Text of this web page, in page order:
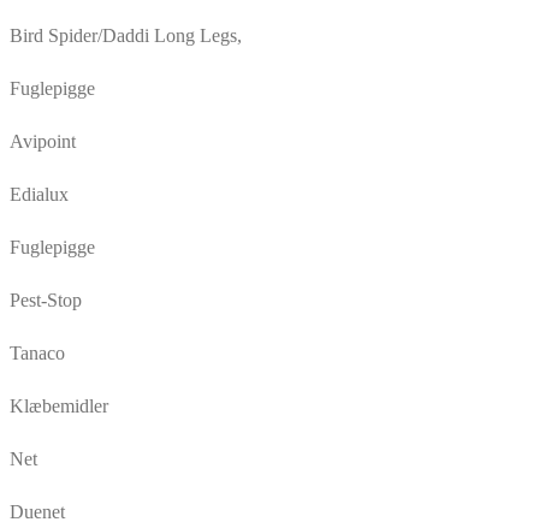
Bird Spider/Daddi Long Legs,
Fuglepigge
Avipoint
Edialux
Fuglepigge
Pest-Stop
Tanaco
Klæbemidler
Net
Duenet